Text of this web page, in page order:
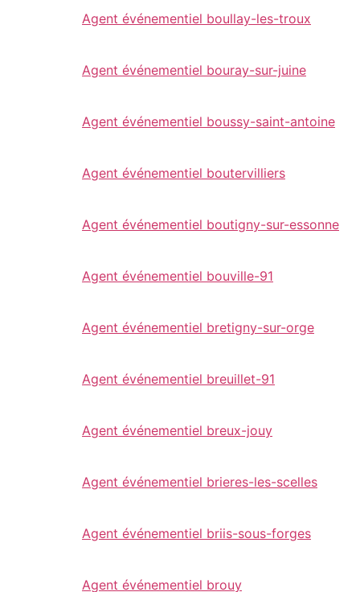
Agent événementiel boullay-les-troux
Agent événementiel bouray-sur-juine
Agent événementiel boussy-saint-antoine
Agent événementiel boutervilliers
Agent événementiel boutigny-sur-essonne
Agent événementiel bouville-91
Agent événementiel bretigny-sur-orge
Agent événementiel breuillet-91
Agent événementiel breux-jouy
Agent événementiel brieres-les-scelles
Agent événementiel briis-sous-forges
Agent événementiel brouy